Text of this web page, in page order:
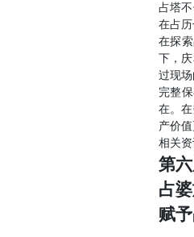
占塔
在占
在探
下，
过现
完整
在。
产价
相关
第
占
赋